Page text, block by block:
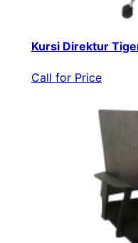
Kursi Direktur
Call for Price